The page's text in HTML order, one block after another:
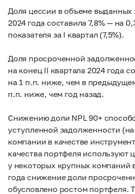
Доля цессии в объеме выданных
2024 года составила 7,8% — на
показателя за I квартал (7,5%).
Доля просроченной
на конец II квартала 2024 года
на 1 п.п. ниже, чем в
п.п. ниже, чем год назад.
Снижению доли NPL 90+
уступленной задолженности (на
компании в качестве
качества портфеля используют
у некоторых крупных компаний
года снижение доли
обусловлено ростом портфеля.